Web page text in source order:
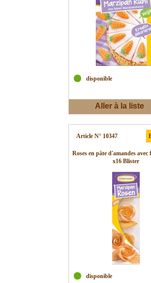
disponible
Aller à la liste
Article N° 10347
Roses en pâte d'amandes avec
x16 Blister
disponible